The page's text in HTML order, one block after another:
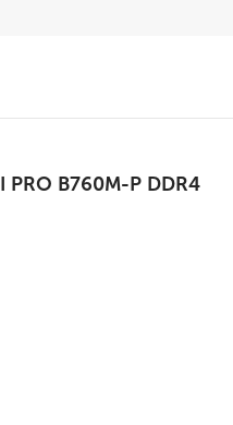
PRO B760M-P DDR4